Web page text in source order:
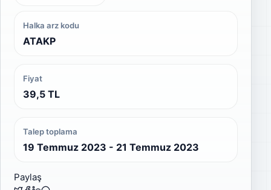
Halka arz kodu
ATAKP
Fiyat
39,5 TL
Talep toplama
19 Temmuz 2023 - 21 Temmuz 2023
Paylaş